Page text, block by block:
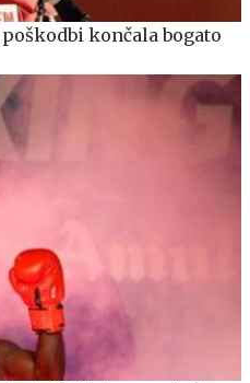
končala bogato